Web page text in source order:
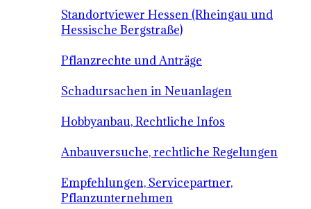
Standortviewer Hessen (Rheingau und
Hessische Bergstraße)
Pflanzrechte und Anträge
Schadursachen in Neuanlagen
Hobbyanbau, Rechtliche Infos
Anbauversuche, rechtliche Regelungen
Empfehlungen, Servicepartner,
Pflanzunternehmen